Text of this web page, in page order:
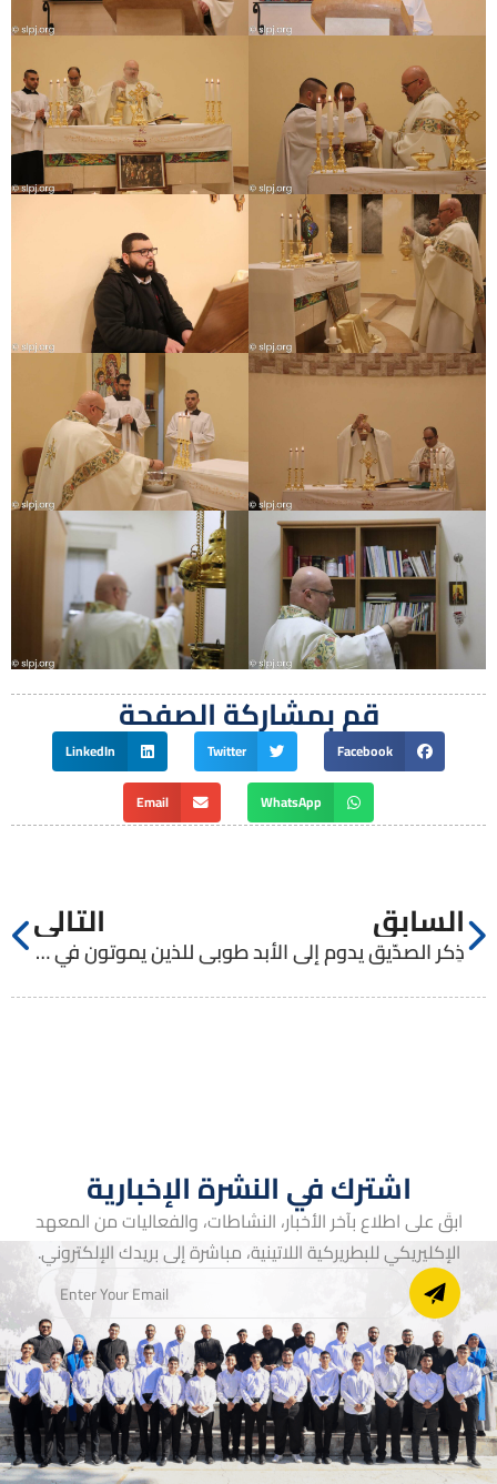
قم بمشاركة الصفحة
Facebook
Twitter
LinkedIn
WhatsApp
Email
السابق
ذِكر الصدّيق يدوم إلى الأبد
التالي
طوبى للذين يموتون في رضى الرب
اشترك في النشرة الإخبارية
ابقَ على اطلاع بآخر الأخبار، النشاطات، والفعاليات من المعهد
الإكليريكي للبطريركية اللاتينية، مباشرة إلى بريدك الإلكتروني.